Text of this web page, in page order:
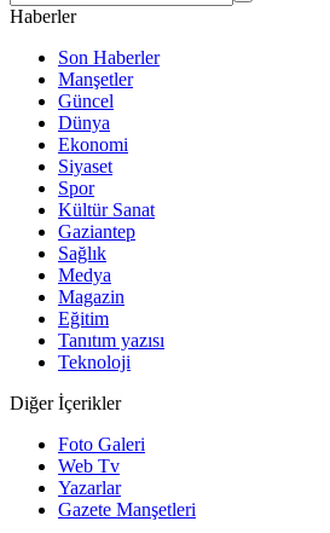
Haberler
Son Haberler
Manşetler
Güncel
Dünya
Ekonomi
Siyaset
Spor
Kültür Sanat
Gaziantep
Sağlık
Medya
Magazin
Eğitim
Tanıtım yazısı
Teknoloji
Diğer İçerikler
Foto Galeri
Web Tv
Yazarlar
Gazete Manşetleri